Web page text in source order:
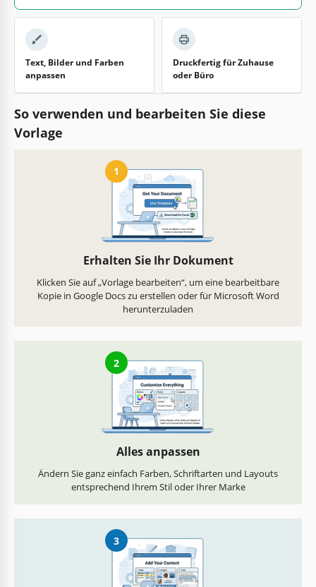
Text, Bilder und Farben
anpassen
Druckfertig für Zuhause
oder Büro
So verwenden und bearbeiten Sie diese
Vorlage
1
Erhalten Sie Ihr Dokument
Klicken Sie auf „Vorlage bearbeiten“, um eine bearbeitbare
Kopie in Google Docs zu erstellen oder für Microsoft Word
herunterzuladen
2
Alles anpassen
Ändern Sie ganz einfach Farben, Schriftarten und Layouts
entsprechend Ihrem Stil oder Ihrer Marke
3